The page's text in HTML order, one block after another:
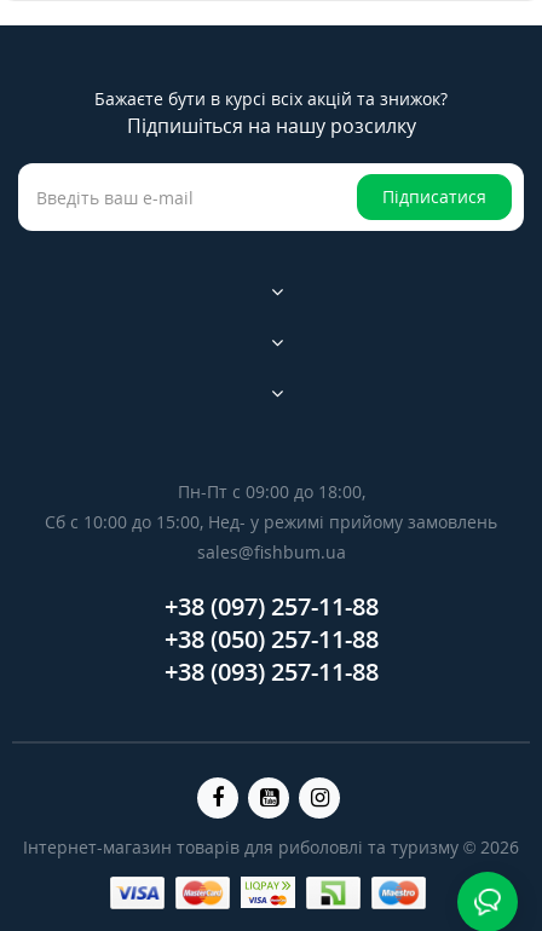
Бажаєте бути в курсі всіх акцій та знижок?
Підпишіться на нашу розсилку
Підписатися
Пн-Пт с 09:00 до 18:00,
Сб с 10:00 до 15:00, Нед- у режимі прийому замовлень
sales@fishbum.ua
+38 (097) 257-11-88
+38 (050) 257-11-88
+38 (093) 257-11-88
Інтернет-магазин товарів для риболовлі та туризму © 2026